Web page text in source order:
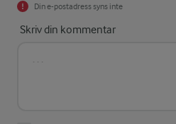
Din e-postadress syns inte
Skriv din kommentar